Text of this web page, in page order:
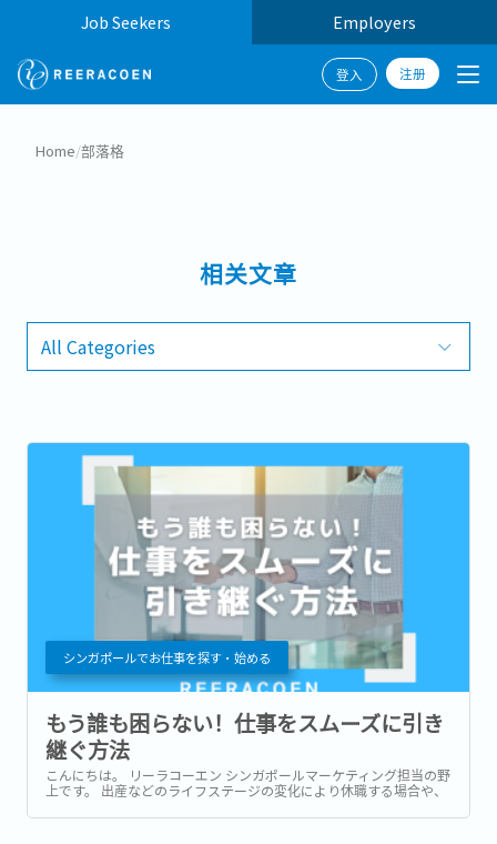
Job Seekers Employers
登入 注册
Home/部落格
相关文章
All Categories
シンガポールでお仕事を探す・始める
もう誰も困らない！仕事をスムーズに引き
継ぐ方法
こんにちは。 リーラコーエン シンガポールマーケティング担当の野
上です。 出産などのライフステージの変化により休職する場合や、
抜け目なく行うためには、業務を引き継ぐ方も、引き継がれる方も